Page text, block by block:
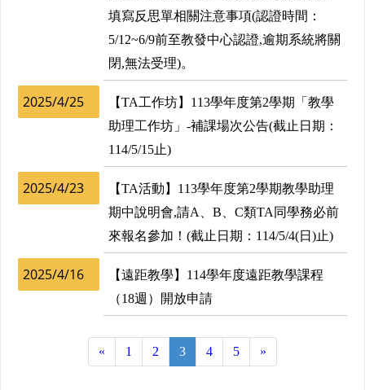
填寫反思單相關注意事項(認證時間：
5/12~6/9前至教發中心認證,逾期系統將關
閉,無法受理)。
2025/4/25
【TA工作坊】113學年度第2學期「教學
助理工作坊」-補課場次公告(截止日期：
114/5/15止)
2025/4/23
【TA活動】113學年度第2學期教學助理
期中說明會,請A、B、C類TA同學務必前
來報名參加！(截止日期：114/5/4(日)止)
2025/4/16
【遠距教學】114學年度遠距教學課程
（18週）開放申請
« 1 2 3 4 5 »